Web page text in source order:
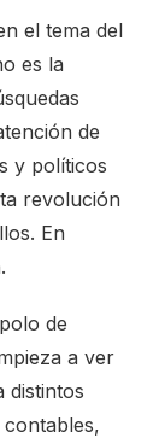
el tema del
es la
de
y políticos
revolución
En
de
a ver
distintos
contables,